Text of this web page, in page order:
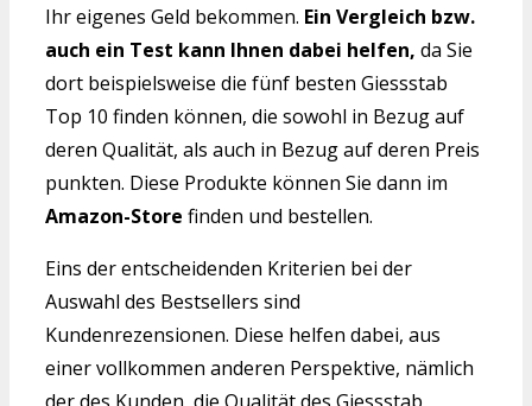
Ihr eigenes Geld bekommen. Ein Vergleich bzw.
auch ein Test kann Ihnen dabei helfen, da Sie
dort beispielsweise die fünf besten Giessstab
Top 10 finden können, die sowohl in Bezug auf
deren Qualität, als auch in Bezug auf deren Preis
punkten. Diese Produkte können Sie dann im
Amazon-Store finden und bestellen.
Eins der entscheidenden Kriterien bei der
Auswahl des Bestsellers sind
Kundenrezensionen. Diese helfen dabei, aus
einer vollkommen anderen Perspektive, nämlich